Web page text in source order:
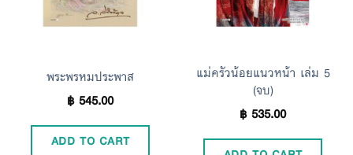
พระพรหมประพาส
฿545.00
ADD TO CART
แม่ครัวน้อยแนวหน้า เล่ม 5
(จบ)
฿535.00